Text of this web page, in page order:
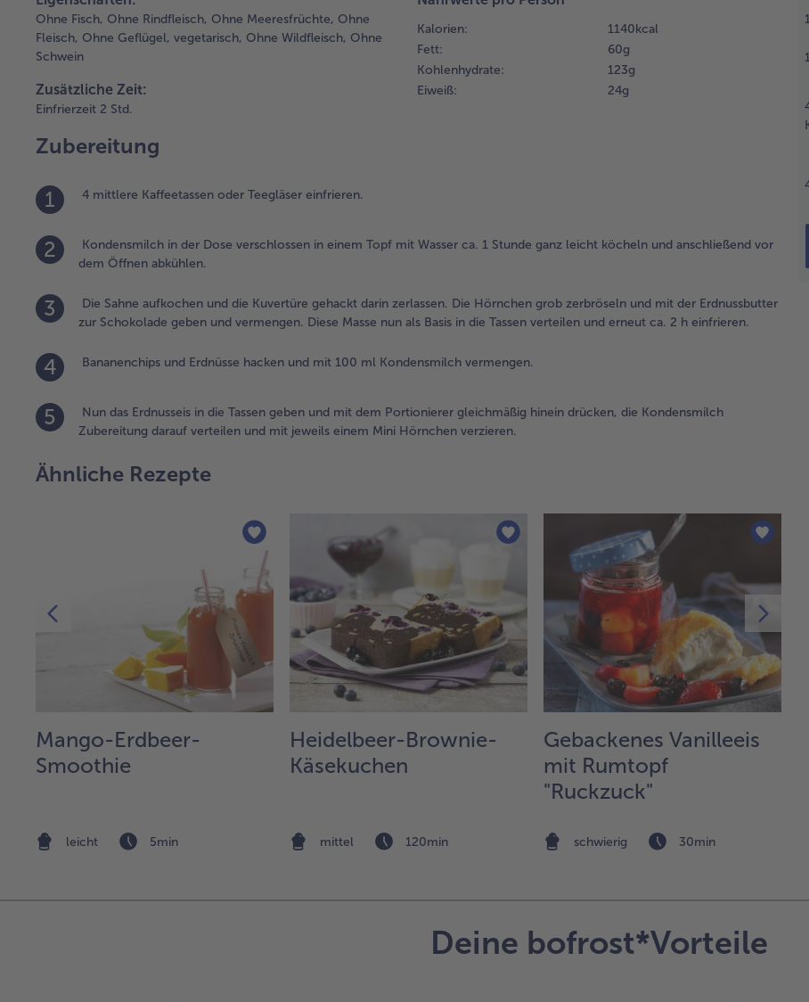
vor
und
mit
5.
Ohne Fisch, Ohne Rindfleisch, Ohne Meeresfrüchte, Ohne
Fleisch, Ohne Geflügel, vegetarisch, Ohne Wildfleisch, Ohne
Schwein
Zusätzliche Zeit:
Einfrierzeit 2 Std.
Kalorien:
1140 kcal
Fett:
60 g
Kohlenhydrate:
123 g
Eiweiß:
24 g
Zubereitung
1 4 mittlere Kaffeetassen oder Teegläser einfrieren.
2
Kondensmilch in der Dose verschlossen in einem Topf mit Wasser ca. 1 Stunde ganz leicht köcheln und anschließend vor
dem Öffnen abkühlen.
3
Die Sahne aufkochen und die Kuvertüre gehackt darin zerlassen. Die Hörnchen grob zerbröseln und mit der Erdnussbutter
zur Schokolade geben und vermengen. Diese Masse nun als Basis in die Tassen verteilen und erneut ca. 2 h einfrieren.
4 Bananenchips und Erdnüsse hacken und mit 100 ml Kondensmilch vermengen.
5
Nun das Erdnusseis in die Tassen geben und mit dem Portionierer gleichmäßig hinein drücken, die Kondensmilch
Zubereitung darauf verteilen und mit jeweils einem Mini Hörnchen verzieren.
Ähnliche Rezepte
Mango-Erdbeer-
Smoothie
leicht 5min
Heidelbeer-Brownie-
Käsekuchen
mittel 120min
Gebackenes Vanilleeis
mit Rumtopf
"Ruckzuck"
schwierig 30min
Deine bofrost*Vorteile